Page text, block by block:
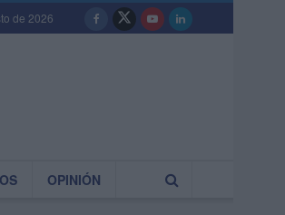
de 2026
OPINIÓN